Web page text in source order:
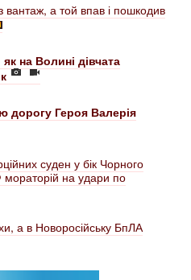
вантаж, а той впав і пошкодив
на Волині дівчата
дорогу Героя Валерія
суден у бік Чорного
мораторій на удари по
а в Новоросійську БпЛА